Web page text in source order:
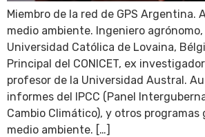
Miembro de la red de GPS Argentina.
medio ambiente. Ingeniero
Universidad Católica de Lovaina,
Principal del CONICET, ex
profesor de la Universidad Austral.
informes del IPCC (Panel
Cambio Climático), y otros programas
medio ambiente. […]